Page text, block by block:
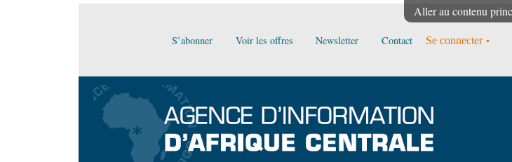
Aller au contenu
S’abonner Voir les offres Newsletter Contact Se connecter